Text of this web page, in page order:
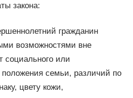
закона:
гражданин
возможностями вне
социального или
положения семьи, различий по
цвету кожи,